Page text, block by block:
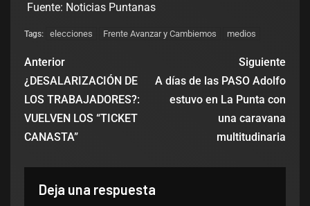
Fuente: Noticias Puntanas
Tags: elecciones Frente Avanzar y Cambiemos medios
Anterior
¿DESALARIZACIÓN DE
LOS TRABAJADORES?:
VUELVEN LOS “TICKET
CANASTA”
Siguiente
A días de las PASO Adolfo
estuvo en La Punta con
una caravana
multitudinaria
Deja una respuesta